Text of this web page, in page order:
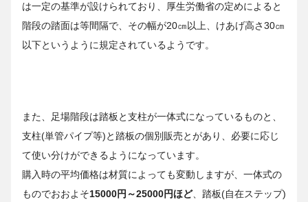
は一定の基準が設けられており、厚生労働省の定めによると
階段の踏面は等間隔で、その幅が20㎝以上、けあげ高さ30㎝
以下というように規定されているようです。
また、足場階段は踏板と支柱が一体式になっているものと、
支柱(単管パイプ等)と踏板の個別販売とがあり、必要に応じ
て使い分けができるようになっています。
購入時の平均価格は材質によっても変動しますが、一体式の
ものでおおよそ15000円～25000円ほど、踏板(自在ステップ)